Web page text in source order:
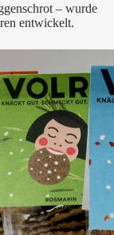
– wurde
entwickelt.